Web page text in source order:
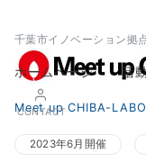
千葉市イノベーション拠
CONTACT
ホームページ
Home
活
Meet up CHIBA-LABO
2023年6月開催